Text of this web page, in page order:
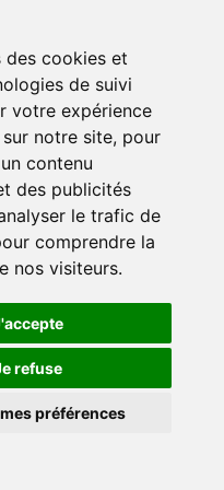
des cookies et
de suivi
votre expérience
notre site, pour
contenu
des publicités
le trafic de
comprendre la
nos visiteurs.
refuse
préférences